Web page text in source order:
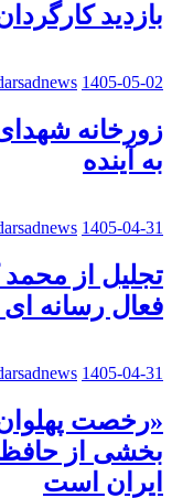
بازدید
1405-05-02
زورخانه
به آینده
1405-04-31
تجلیل از محمد
فعال رسانه
1405-04-31
«رخصت
بخشی از
ایران است